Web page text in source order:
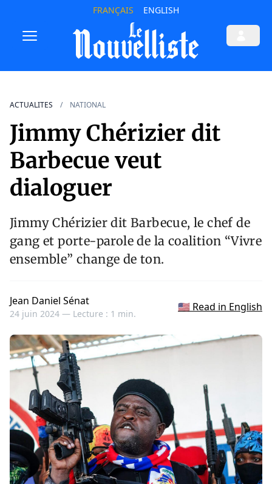
FRANÇAIS ENGLISH
ACTUALITES NATIONAL
Jimmy Chérizier dit
Barbecue veut
dialoguer
Jimmy Chérizier dit Barbecue, le chef de
gang et porte-parole de la coalition “Vivre
ensemble” change de ton.
Jean Daniel Sénat
24 juin 2024 — Lecture : 1 min.
🇺🇸 Read in English